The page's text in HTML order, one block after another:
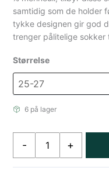
samtidig som de holder
tykke designen gir god
trenger pålitelige sokker
Størrelse
6 på lager
-
barnesokker
+